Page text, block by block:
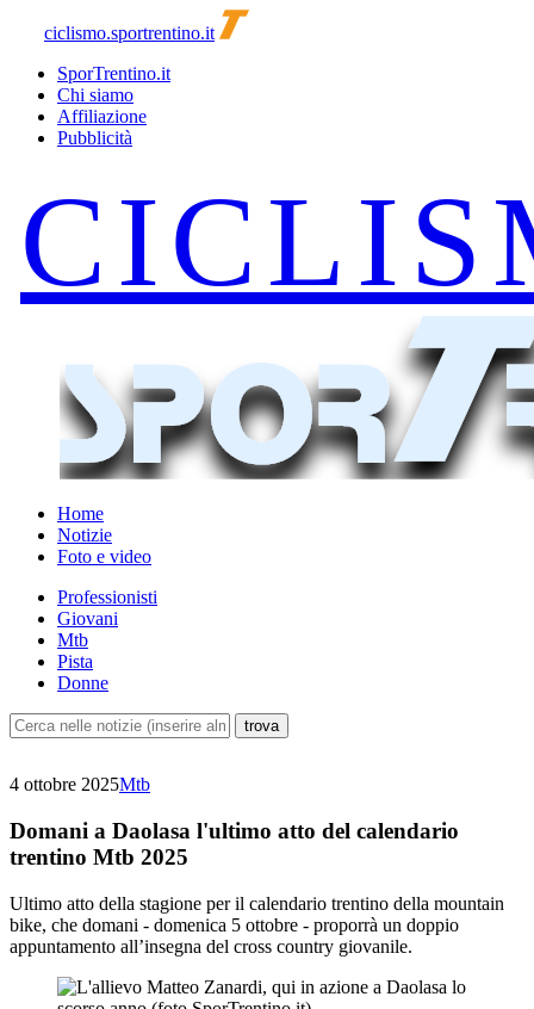
ciclismo.sportrentino.it
SporTrentino.it
Chi siamo
Affiliazione
Pubblicità
Home
Notizie
Foto e video
Professionisti
Giovani
Mtb
Pista
Donne
4 ottobre 2025Mtb
Domani a Daolasa l'ultimo atto del calendario
trentino Mtb 2025
Ultimo atto della stagione per il calendario trentino della mountain
bike, che domani - domenica 5 ottobre - proporrà un doppio
appuntamento all’insegna del cross country giovanile.